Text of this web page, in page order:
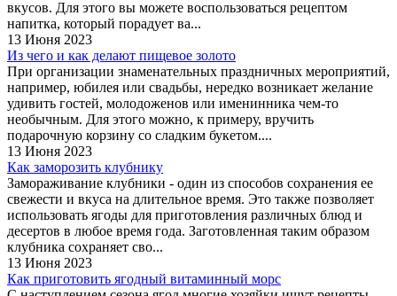
вкусов. Для этого вы можете воспользоваться рецептом
напитка, который порадует ва...
13 Июня 2023
Из чего и как делают пищевое золото
При организации знаменательных праздничных мероприятий,
например, юбилея или свадьбы, нередко возникает желание
удивить гостей, молодоженов или именинника чем-то
необычным. Для этого можно, к примеру, вручить
подарочную корзину со сладким букетом....
13 Июня 2023
Как заморозить клубнику
Замораживание клубники - один из способов сохранения ее
свежести и вкуса на длительное время. Это также позволяет
использовать ягоды для приготовления различных блюд и
десертов в любое время года. Заготовленная таким образом
клубника сохраняет сво...
13 Июня 2023
Как приготовить ягодный витаминный морс